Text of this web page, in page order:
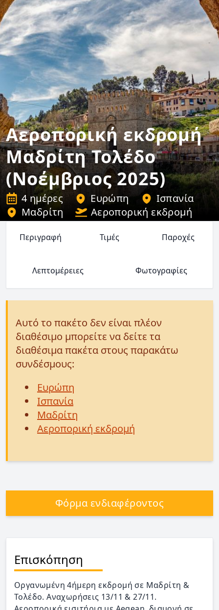
Αεροπορική εκδρομή
Μαδρίτη Τολέδο
(Νοέμβριος 2025)
4 ημέρες Ευρώπη
Ισπανία
Μαδρίτη
Αεροπορική εκδρομή
Περιγραφή Τιμές Παροχές
Λεπτομέρειες Φωτογραφίες
Αυτό το πακέτο δεν είναι πλέον
διαθέσιμο μπορείτε να δείτε τα
διαθέσιμα πακέτα στους παρακάτω
συνδέσμους:
Ευρώπη
Ισπανία
Μαδρίτη
Αεροπορική εκδρομή
Φόρμα ενδιαφέροντος
Επισκόπηση
Οργανωμένη 4ήμερη εκδρομή σε Μαδρίτη &
Τολέδο. Αναχωρήσεις 13/11 & 27/11.